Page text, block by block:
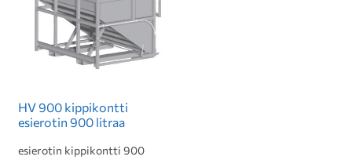
HV 900 kippikontti
esierotin 900 litraa
esierotin kippikontti 900